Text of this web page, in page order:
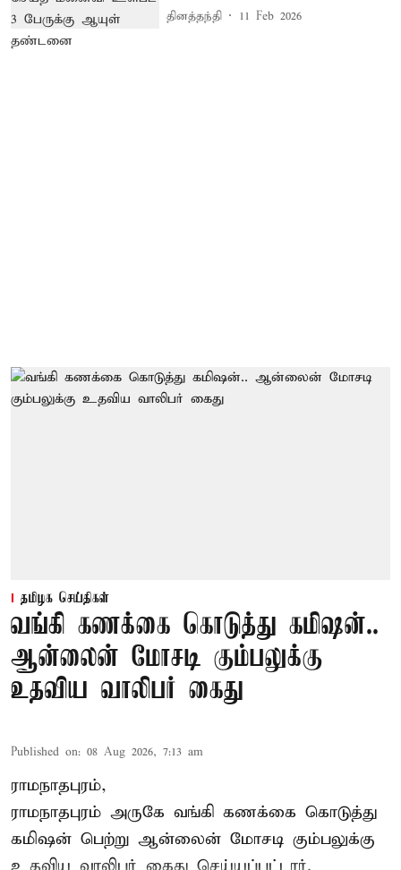
தினத்தந்தி 11 Feb 2026
தமிழக செய்திகள்
வங்கி கணக்கை கொடுத்து கமிஷன்..
ஆன்லைன் மோசடி கும்பலுக்கு
உதவிய வாலிபர் கைது
Published on: 08 Aug 2026, 7:13 am
ராமநாதபுரம்,
ராமநாதபுரம் அருகே வங்கி கணக்கை கொடுத்து
கமிஷன் பெற்று ஆன்லைன் மோசடி கும்பலுக்கு